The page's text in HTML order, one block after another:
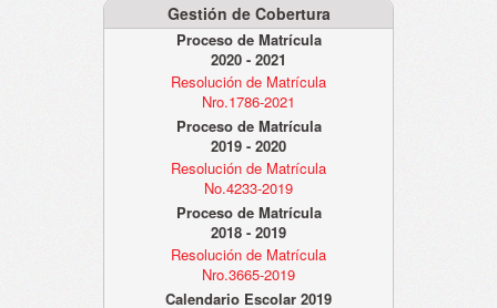
Gestión de Cobertura
Proceso de Matrícula
2020 - 2021
Resolución de Matrícula
Nro.1786-2021
Proceso de Matrícula
2019 - 2020
Resolución de Matrícula
No.4233-2019
Proceso de Matrícula
2018 - 2019
Resolución de Matrícula
Nro.3665-2019
Calendario Escolar 2019